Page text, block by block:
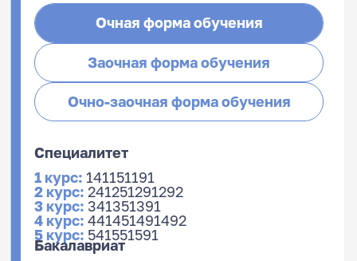
Очная форма обучения
Заочная форма обучения
Очно-заочная форма обучения
Специалитет
1 курс: 141151191
2 курс: 241251291292
3 курс: 341351391
4 курс: 441451491492
5 курс: 541551591
Бакалавриат